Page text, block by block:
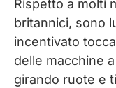
Rispetto a molti
britannici, sono
incentivato
delle macchine
girando ruote e